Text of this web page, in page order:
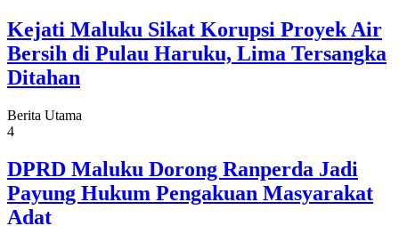
Kejati Maluku Sikat Korupsi Proyek Air
Bersih di Pulau Haruku, Lima Tersangka
Ditahan
Berita Utama
4
DPRD Maluku Dorong Ranperda Jadi
Payung Hukum Pengakuan Masyarakat
Adat